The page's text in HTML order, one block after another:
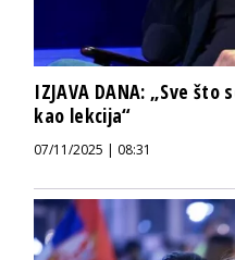
IZJAVA DANA: „Sve
kao lekcija“
07/11/2025 | 08:31